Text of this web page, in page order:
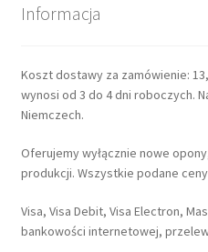
Informacja
Koszt dostawy za zamówienie:
wynosi od 3 do 4 dni roboczych.
Niemczech.
Oferujemy wyłącznie nowe
produkcji. Wszystkie podane
Visa, Visa Debit, Visa Electron,
bankowości internetowej,